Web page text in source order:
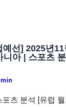
예선] 2025년
아 | 스포츠
포츠 분석 [유럽